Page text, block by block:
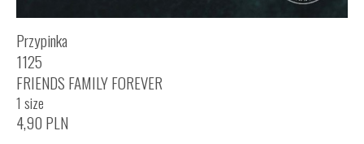
Przypinka
1125
FRIENDS FAMILY FOREVER
1 size
4,90 PLN